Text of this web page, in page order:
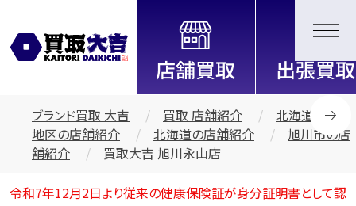
全国2200店舗以上展開中！
信頼と実績の買取専門店「買取大
吉」
ブランド買取 大吉 買取 店舗紹介
北海道・東北
地区の店舗紹介
北海道の店舗紹介
旭川市の店
舗紹介
買取大吉 旭川永山店
令和7年12月2日より従来の健康保険証が身分証明書として認